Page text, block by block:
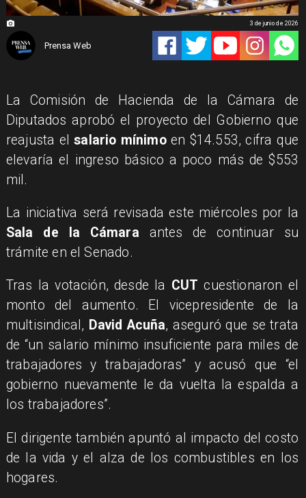
Prensa Web
3 de junio de 2026
La Comisión de Hacienda de la Cámara de
Diputados aprobó el proyecto del Gobierno que
reajusta elsalario mínimoen $14.553, cifra que
elevaría el ingreso básico a poco más de $553
mil.
La iniciativa será revisada este miércoles por la
Sala de la Cámara antes de continuar su
trámite en el Senado.
Tras la votación, desde la CUT cuestionaron el
monto del aumento. El vicepresidente de la
multisindical, David Acuña, aseguró que se trata
de “un salario mínimo insuficiente para miles de
trabajadores y trabajadoras” y acusó que “el
gobierno nuevamente le da vuelta la espalda a
los trabajadores”.
El dirigente también apuntó al impacto del costo
de la vida y el alza de los combustibles en los
hogares.